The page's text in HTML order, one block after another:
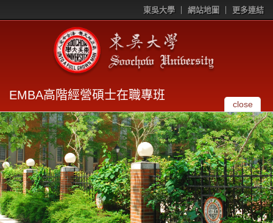
東吳大學 網站地圖 更多連結
EMBA高階經營碩士在職專班
close